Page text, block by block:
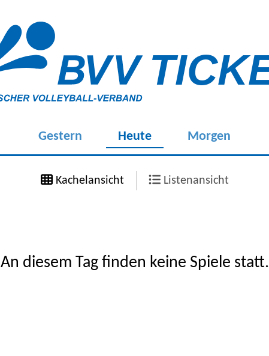
Gestern Heute Morgen
Kachelansicht Listenansicht
An diesem Tag finden keine Spiele statt.